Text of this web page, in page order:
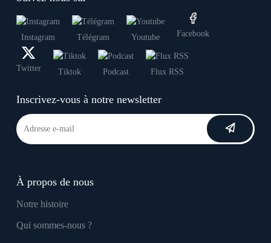
Instagram Télégram Youtube Facebook
Twitter Tiktok Podcast Flux RSS
Inscrivez-vous à notre newsletter
À propos de nous
Notre histoire
Qui sommes-nous ?